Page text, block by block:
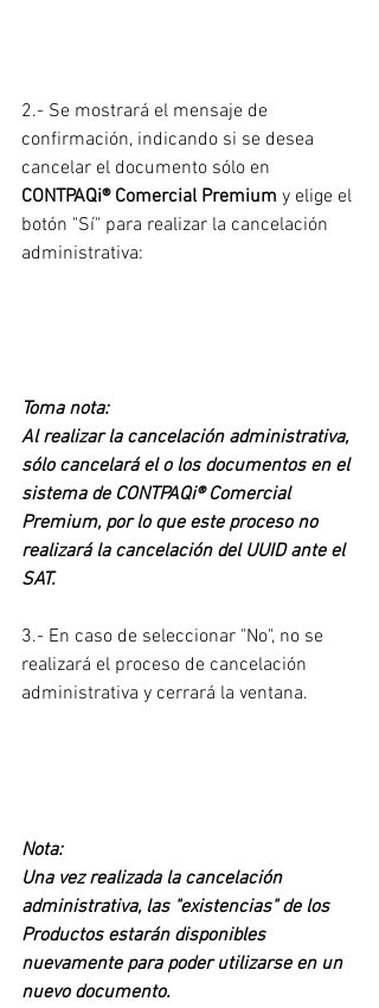
2.- Se mostrará el mensaje de
confirmación, indicando si se desea
cancelar el documento sólo en
CONTPAQi® Comercial Premium y elige el
botón "Sí" para realizar la cancelación
administrativa:
Toma nota:
Al realizar la cancelación administrativa,
sólo cancelará el o los documentos en el
sistema de CONTPAQi® Comercial
Premium, por lo que este proceso no
realizará la cancelación del UUID ante el
SAT.
3.- En caso de seleccionar "No", no se
realizará el proceso de cancelación
administrativa y cerrará la ventana.
Nota:
Una vez realizada la cancelación
administrativa, las "existencias" de los
Productos estarán disponibles
nuevamente para poder utilizarse en un
nuevo documento.